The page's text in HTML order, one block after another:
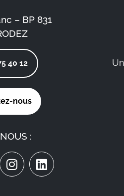
– BP 831
40 12
nous
: